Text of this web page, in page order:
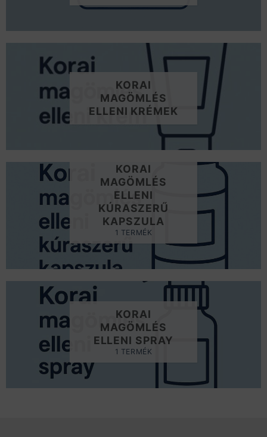
KORAI
MAGÖMLÉS
ELLENI KRÉMEK
KORAI
MAGÖMLÉS
ELLENI
KÚRASZERŰ
KAPSZULA
1 TERMÉK
KORAI
MAGÖMLÉS
ELLENI SPRAY
1 TERMÉK